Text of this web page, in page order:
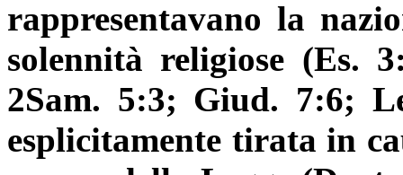
rappresentavano la
solennità religiose (Es.
2Sam. 5:3; Giud. 7:6;
esplicitamente tirata in